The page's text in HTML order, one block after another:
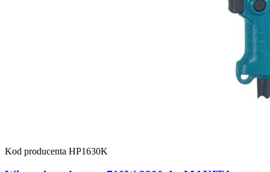
Kod producenta HP1630K